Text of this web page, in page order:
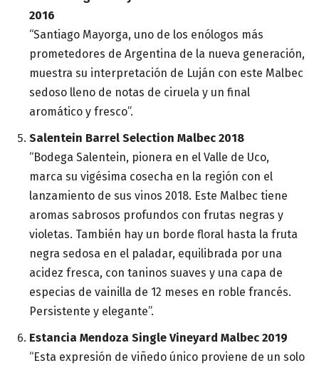
2016
“Santiago Mayorga, uno de los enólogos más
prometedores de Argentina de la nueva generación,
muestra su interpretación de Luján con este Malbec
sedoso lleno de notas de ciruela y un final
aromático y fresco”.
Salentein Barrel Selection Malbec 2018
“Bodega Salentein, pionera en el Valle de Uco,
marca su vigésima cosecha en la región con el
lanzamiento de sus vinos 2018. Este Malbec tiene
aromas sabrosos profundos con frutas negras y
violetas. También hay un borde floral hasta la fruta
negra sedosa en el paladar, equilibrada por una
acidez fresca, con taninos suaves y una capa de
especias de vainilla de 12 meses en roble francés.
Persistente y elegante”.
Estancia Mendoza Single Vineyard Malbec 2019
“Esta expresión de viñedo único proviene de un solo